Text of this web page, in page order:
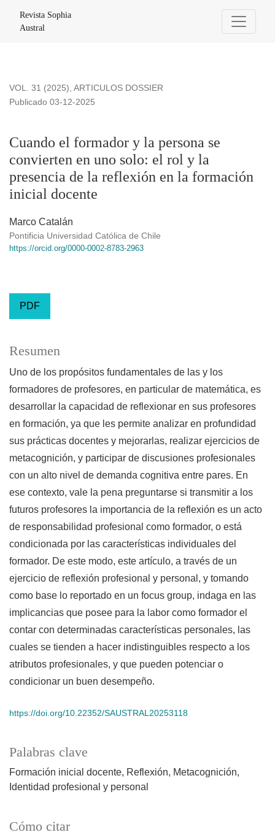
Revista Sophia
Austral
VOL. 31 (2025), ARTICULOS DOSSIER
Cuando el formador y la persona se
convierten en uno solo: el rol y la
presencia de la reflexión en la formación
inicial docente
Publicado 03-12-2025
Marco Catalán
Pontificia Universidad Católica de Chile
https://orcid.org/0000-0002-8783-2963
PDF
Palabras clave
Formación inicial docente Reflexión
Metacognición
Identidad profesional y personal
Cómo citar
Resumen
Uno de los propósitos fundamentales de las y los
formadores de profesores, en particular de matemática, es
desarrollar la capacidad de reflexionar en sus profesores
en formación, ya que les permite analizar en profundidad
sus prácticas docentes y mejorarlas, realizar ejercicios de
metacognición, y participar de discusiones profesionales
con un alto nivel de demanda cognitiva entre pares. En
ese contexto, vale la pena preguntarse si transmitir a los
futuros profesores la importancia de la reflexión es un acto
de responsabilidad profesional como formador, o está
condicionada por las características individuales del
formador. De este modo, este artículo, a través de un
ejercicio de reflexión profesional y personal, y tomando
como base lo reportado en un focus group, indaga en las
implicancias que posee para la labor como formador el
contar con determinadas características personales, las
cuales se tienden a hacer indistinguibles respecto a los
atributos profesionales, y que pueden potenciar o
condicionar un buen desempeño.
https://doi.org/10.22352/SAUSTRAL20253118